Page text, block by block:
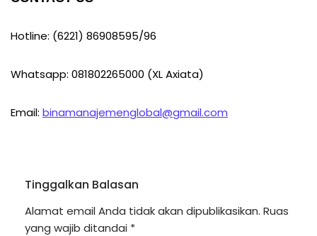
Hotline: (6221) 86908595/96
Whatsapp: 081802265000 (XL Axiata)
Email: binamanajemenglobal@gmail.com
Tinggalkan Balasan
Alamat email Anda tidak akan dipublikasikan. Ruas
yang wajib ditandai *